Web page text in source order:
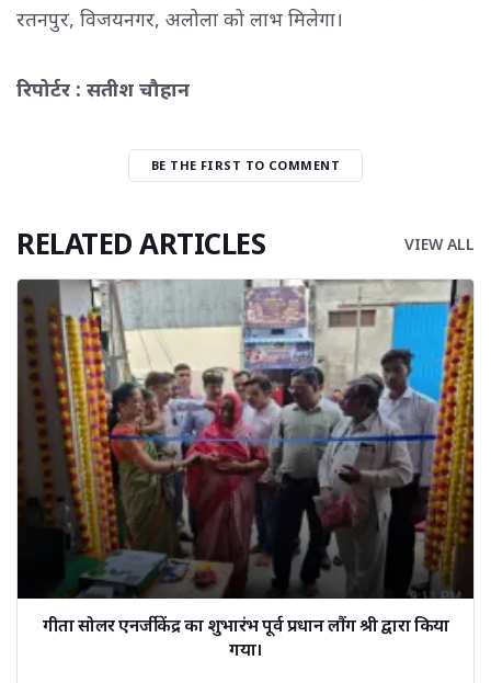
रतनपुर, विजयनगर, अलोला को लाभ मिलेगा।
रिपोर्टर : सतीश चौहान
BE THE FIRST TO COMMENT
RELATED ARTICLES VIEW ALL
गीता सोलर एनर्जी केंद्र का शुभारंभ पूर्व प्रधान लौंग श्री द्वारा किया
गया।